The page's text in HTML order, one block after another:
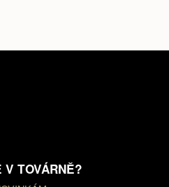
V TOVÁRNĚ?